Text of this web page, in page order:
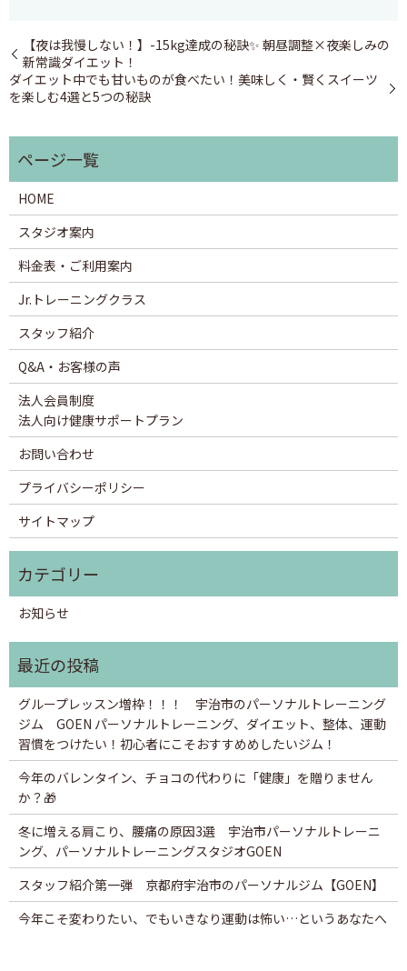
【夜は我慢しない！】-15kg達成の秘訣✨ 朝昼調整×夜楽しみの
新常識ダイエット！
ダイエット中でも甘いものが食べたい！美味しく・賢くスイーツ
を楽しむ4選と5つの秘訣
HOME
スタジオ案内
料金表・ご利用案内
Jr.トレーニングクラス
スタッフ紹介
Q&A・お客様の声
法人会員制度
法人向け健康サポートプラン
お問い合わせ
プライバシーポリシー
サイトマップ
お知らせ
グループレッスン増枠！！！ 宇治市のパーソナルトレーニング
ジム GOEN パーソナルトレーニング、ダイエット、整体、運動
習慣をつけたい！初心者にこそおすすめめしたいジム！
今年のバレンタイン、チョコの代わりに「健康」を贈りません
か？🎁
冬に増える肩こり、腰痛の原因3選 宇治市パーソナルトレーニ
ング、パーソナルトレーニングスタジオGOEN
スタッフ紹介第一弾 京都府宇治市のパーソナルジム【GOEN】
今年こそ変わりたい、でもいきなり運動は怖い…というあなたへ